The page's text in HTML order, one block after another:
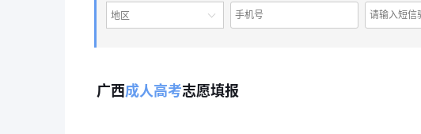
地区
广西成人高考志愿填报